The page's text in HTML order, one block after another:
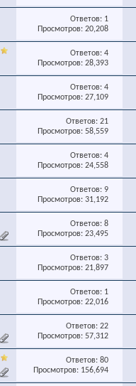
Ответов: 1
Просмотров: 20,208
Ответов: 4
Просмотров: 28,393
Ответов: 4
Просмотров: 27,109
Ответов: 21
Просмотров: 58,559
Ответов: 4
Просмотров: 24,558
Ответов: 9
Просмотров: 31,192
Ответов: 8
Просмотров: 23,495
Ответов: 3
Просмотров: 21,897
Ответов: 1
Просмотров: 22,016
Ответов: 22
Просмотров: 57,312
Ответов: 80
Просмотров: 156,694